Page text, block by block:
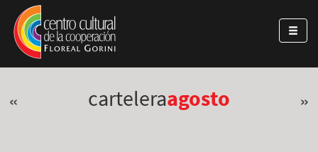
Pasar al contenido principal
Jump to main content
« carteleraagosto »